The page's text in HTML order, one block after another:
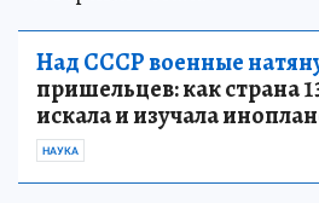
Над СССР военные
пришельцев: как страна
искала и изучала
НАУКА